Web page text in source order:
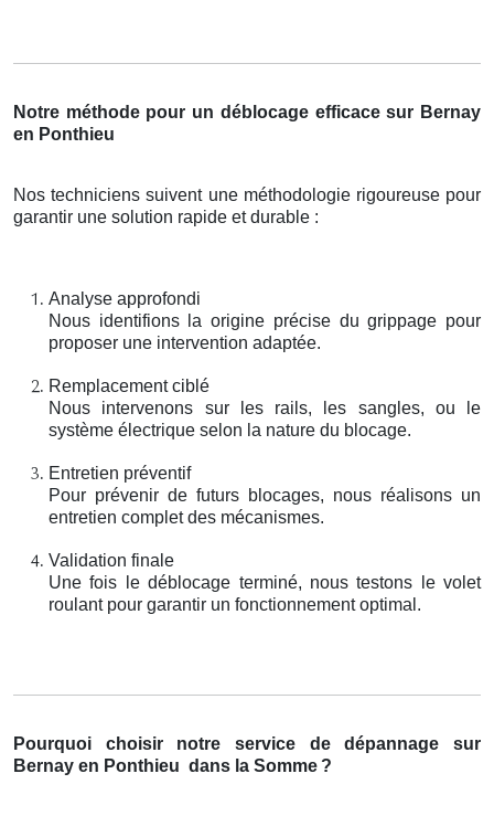
Notre méthode pour un déblocage efficace sur Bernay
en Ponthieu
Nos techniciens suivent une méthodologie rigoureuse pour
garantir une solution rapide et durable :
Analyse approfondi
Nous identifions la origine précise du grippage pour
proposer une intervention adaptée.
Remplacement ciblé
Nous intervenons sur les rails, les sangles, ou le
système électrique selon la nature du blocage.
Entretien préventif
Pour prévenir de futurs blocages, nous réalisons un
entretien complet des mécanismes.
Validation finale
Une fois le déblocage terminé, nous testons le volet
roulant pour garantir un fonctionnement optimal.
Pourquoi choisir notre service de dépannage sur
Bernay en Ponthieu dans la Somme ?